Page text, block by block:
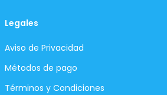
Legales
Aviso de Privacidad
Métodos de pago
Términos y Condiciones